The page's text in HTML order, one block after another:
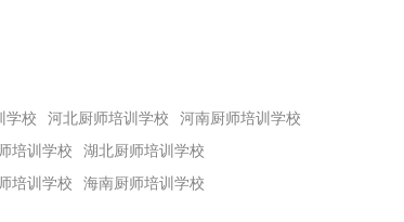
学校 河北厨师培训学校
河南厨师培训学校
培训学校
湖北厨师培训学校
培训学校
海南厨师培训学校